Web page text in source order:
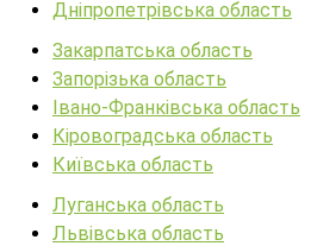
Дніпропетрівська область
Закарпатська область
Запорізька область
Івано-Франківська область
Кіровоградська область
Київська область
Луганська область
Львівська область